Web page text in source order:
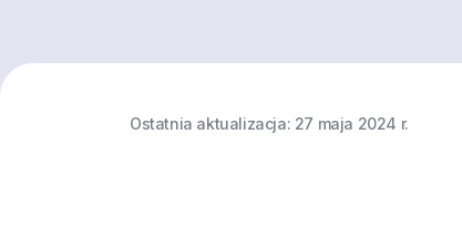
Ostatnia aktualizacja: 27 maja 2024 r.